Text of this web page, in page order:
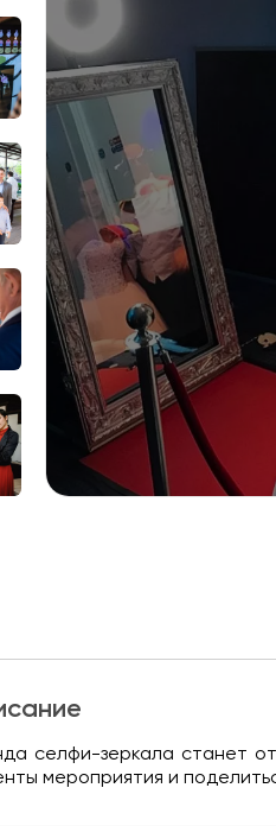
селфи-зеркала станет
мероприятия и